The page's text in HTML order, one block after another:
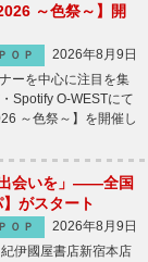
～色祭～】開
ＯＰ
2026年8月9日
ーを中心に注目を集
Spotify O-WESTにて
～色祭～】を開催し
出会いを」――全国
がスタート
ＯＰ
2026年8月9日
伊國屋書店新宿本店